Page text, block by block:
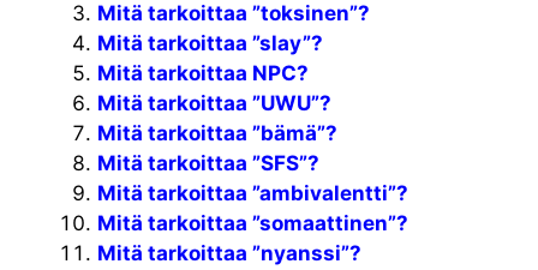
Mitä tarkoittaa ”toksinen”?
Mitä tarkoittaa ”slay”?
Mitä tarkoittaa NPC?
Mitä tarkoittaa ”UWU”?
Mitä tarkoittaa ”bämä”?
Mitä tarkoittaa ”SFS”?
Mitä tarkoittaa ”ambivalentti”?
Mitä tarkoittaa ”somaattinen”?
Mitä tarkoittaa ”nyanssi”?